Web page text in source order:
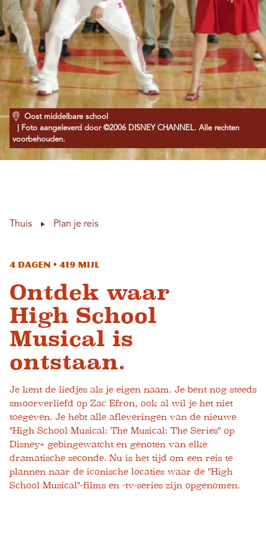
Oost middelbare school
| Foto aangeleverd door ©2006 DISNEY CHANNEL. Alle rechten
voorbehouden.
Thuis Plan je reis
4 dagen • 419 mijl
Ontdek waar
High School
Musical is
ontstaan.
Je kent de liedjes als je eigen naam. Je bent nog steeds
smoorverliefd op Zac Efron, ook al wil je het niet
toegeven. Je hebt alle afleveringen van de nieuwe
"High School Musical: The Musical: The Series" op
Disney+ gebingewatcht en genoten van elke
dramatische seconde. Nu is het tijd om een ​​reis te
plannen naar de iconische locaties waar de "High
School Musical"-films en -tv-series zijn opgenomen.